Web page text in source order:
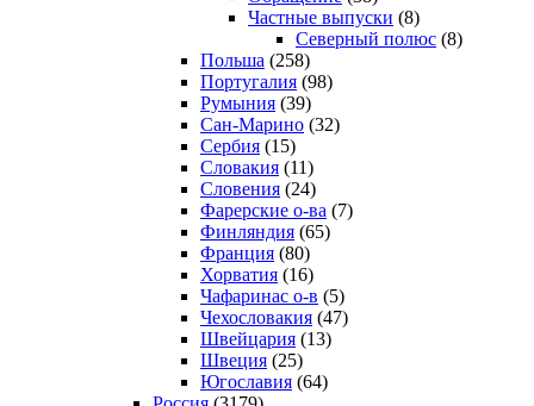
Частные выпуски (8)
Северный полюс (8)
Польша (258)
Португалия (98)
Румыния (39)
Сан-Марино (32)
Сербия (15)
Словакия (11)
Словения (24)
Фарерские о-ва (7)
Финляндия (65)
Франция (80)
Хорватия (16)
Чафаринас о-в (5)
Чехословакия (47)
Швейцария (13)
Швеция (25)
Югославия (64)